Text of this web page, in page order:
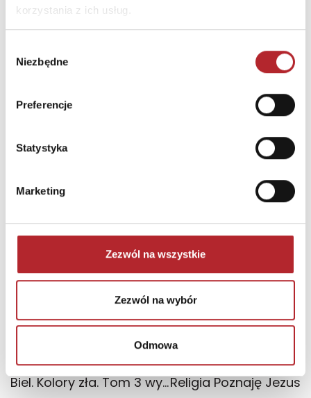
korzystania z ich usług.
zgody
Niezbędne
Preferencje
Statystyka
Marketing
Zezwól na wszystkie
Zezwól na wybór
Odmowa
Tactic Games
Wyłączność
Biel. Kolory zła. Tom 3 wyd. 2025